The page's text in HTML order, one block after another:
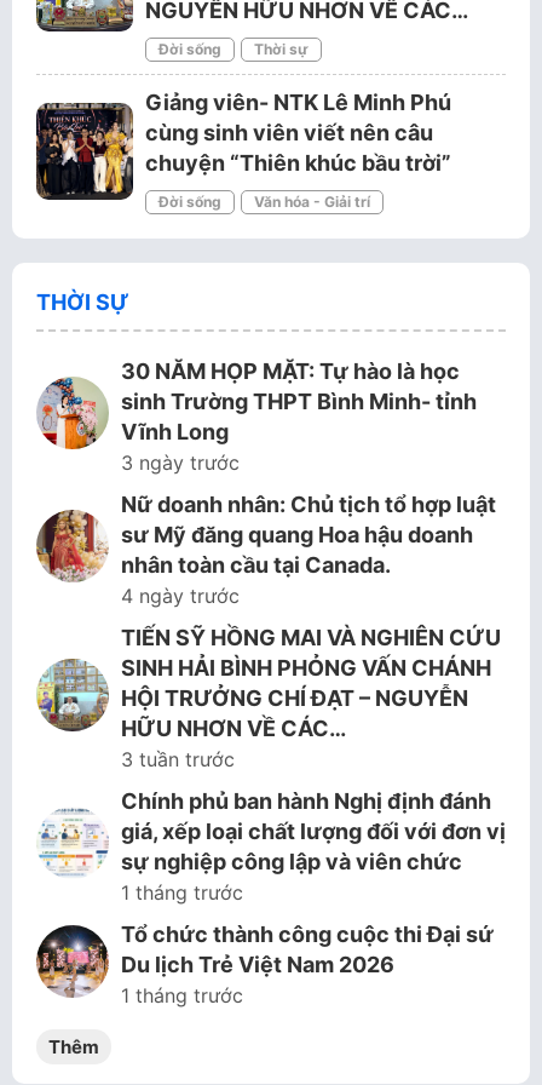
NGUYỄN HỮU NHƠN VỀ CÁC…
Đời sống Thời sự
Giảng viên- NTK Lê Minh Phú
cùng sinh viên viết nên câu
chuyện “Thiên khúc bầu trời”
Đời sống Văn hóa - Giải trí
THỜI SỰ
30 NĂM HỌP MẶT: Tự hào là học
sinh Trường THPT Bình Minh- tỉnh
Vĩnh Long
3 ngày trước
Nữ doanh nhân: Chủ tịch tổ hợp luật
sư Mỹ đăng quang Hoa hậu doanh
nhân toàn cầu tại Canada.
4 ngày trước
TIẾN SỸ HỒNG MAI VÀ NGHIÊN CỨU
SINH HẢI BÌNH PHỎNG VẤN CHÁNH
HỘI TRƯỞNG CHÍ ĐẠT – NGUYỄN
HỮU NHƠN VỀ CÁC…
3 tuần trước
Chính phủ ban hành Nghị định đánh
giá, xếp loại chất lượng đối với đơn vị
sự nghiệp công lập và viên chức
1 tháng trước
Tổ chức thành công cuộc thi Đại sứ
Du lịch Trẻ Việt Nam 2026
1 tháng trước
Thêm